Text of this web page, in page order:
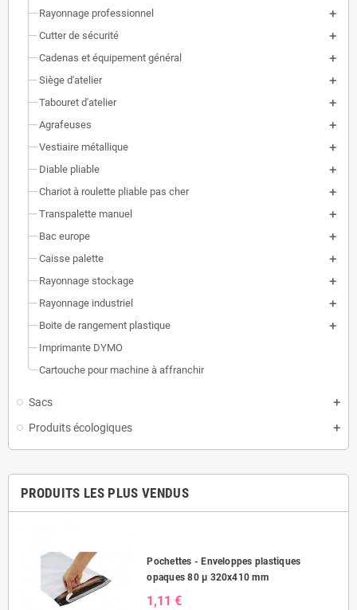
Rayonnage professionnel
Cutter de sécurité
Cadenas et équipement général
Siège d'atelier
Tabouret d'atelier
Agrafeuses
Vestiaire métallique
Diable pliable
Chariot à roulette pliable pas cher
Transpalette manuel
Bac europe
Caisse palette
Rayonnage stockage
Rayonnage industriel
Boite de rangement plastique
Imprimante DYMO
Cartouche pour machine à affranchir
Sacs
Produits écologiques
PRODUITS LES PLUS VENDUS
Pochettes - Enveloppes plastiques
opaques 80 µ 320x410 mm
1,11 €